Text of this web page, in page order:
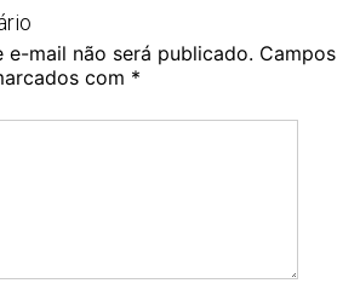
e-mail não será publicado. Campos
com *